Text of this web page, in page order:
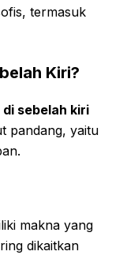
termasuk
Kiri?
di sebelah kiri
pandang, yaitu
makna yang
dikaitkan